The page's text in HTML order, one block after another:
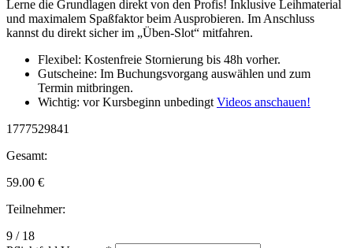
Lerne die Grundlagen direkt von den Profis! Inklusive Leihmaterial
und maximalem Spaßfaktor beim Ausprobieren. Im Anschluss
kannst du direkt sicher im „Üben-Slot“ mitfahren.
Flexibel: Kostenfreie Stornierung bis 48h vorher.
Gutscheine: Im Buchungsvorgang auswählen und zum
Termin mitbringen.
Wichtig: vor Kursbeginn unbedingt Videos anschauen!
1777529841
Gesamt:
59.00 €
Teilnehmer:
9 / 18